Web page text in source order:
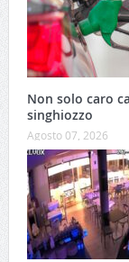
Non solo caro
singhiozzo
Agosto 07, 2026